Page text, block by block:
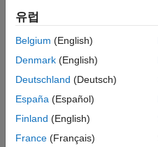
2017 11월
22
1 답변
답변
업데이트
시간: 2017
11월 22
조회 수:
유럽
Belgium (English)
Denmark (English)
Deutschland (Deutsch)
España (Español)
Finland (English)
France (Français)